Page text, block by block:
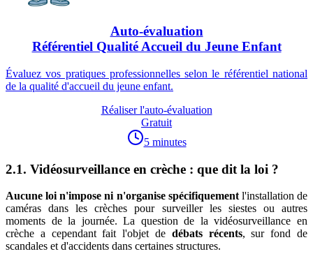
Auto-évaluation
Référentiel Qualité Accueil du Jeune Enfant
Évaluez vos pratiques professionnelles selon le référentiel national
de la qualité d'accueil du jeune enfant.
Réaliser l'auto-évaluation
Gratuit
5 minutes
2.1. Vidéosurveillance en crèche : que dit la loi ?
Aucune loi n'impose ni n'organise spécifiquementl'installation de
caméras dans les crèches pour surveiller les siestes ou autres
moments de la journée. La question de la vidéosurveillance en
crèche a cependant fait l'objet de débats récents, sur fond de
scandales et d'accidents dans certaines structures.